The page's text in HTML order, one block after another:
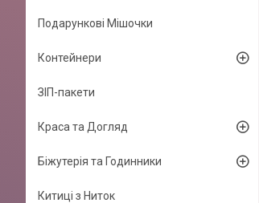
Подарункові Мішочки
Контейнери
ЗІП-пакети
Краса та Догляд
Біжутерія та Годинники
Китиці з Ниток